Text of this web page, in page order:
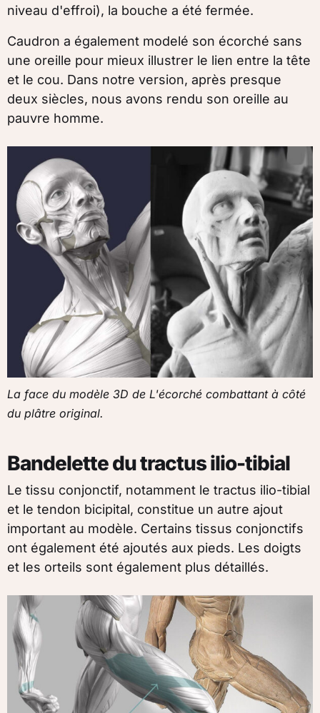
niveau d'effroi), la bouche a été fermée.
Caudron a également modelé son écorché sans
une oreille pour mieux illustrer le lien entre la tête
et le cou. Dans notre version, après presque
deux siècles, nous avons rendu son oreille au
pauvre homme.
La face du modèle 3D de L'écorché combattant à côté
du plâtre original.
Bandelette du tractus ilio-tibial
Le tissu conjonctif, notamment le tractus ilio-tibial
et le tendon bicipital, constitue un autre ajout
important au modèle. Certains tissus conjonctifs
ont également été ajoutés aux pieds. Les doigts
et les orteils sont également plus détaillés.